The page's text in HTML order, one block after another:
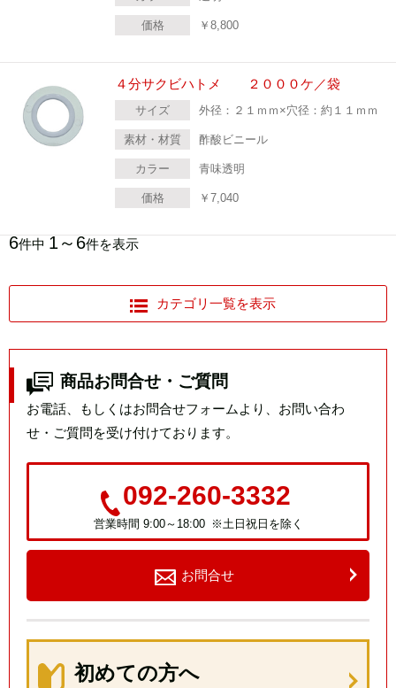
価格 ￥ 8,800
４分サクビハトメ ２０００ケ／袋
サイズ 外径：２１ｍｍ×穴径：約１１ｍｍ
素材・材質 酢酸ビニール
カラー 青味透明
価格 ￥ 7,040
6件中 1～6件を表示
カテゴリ一覧を表示
商品お問合せ・ご質問
お電話、もしくはお問合せフォームより、お問い合わ
せ・ご質問を受け付けております。
092-260-3332
営業時間 9:00～18:00 ※土日祝日を除く
お問合せ
初めての方へ